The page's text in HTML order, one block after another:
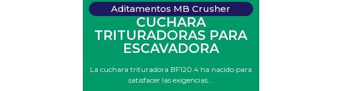
Aditamentos MB Crusher
CUCHARA
TRITURADORAS PARA
ESCAVADORA
La cuchara trituradora BF120.4 ha nacido para
satisfacer las exigencias...